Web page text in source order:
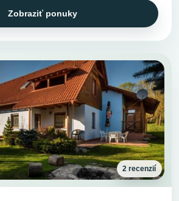
Zobraziť ponuky
2 recenzií